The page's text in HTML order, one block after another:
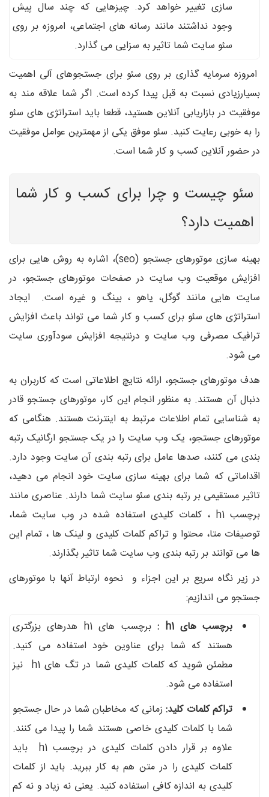
سازی تغییر خواهد کرد. چیزهایی که چند سال پیش
وجود نداشتند مانند رسانه های اجتماعی، امروزه بر روی
سئو سایت شما تاثیر به سزایی می گذارد.
امروزه سرمایه گذاری بر روی سئو برای جستجوهای آلی اهمیت
بسیارزیادی نسبت به قبل پیدا کرده است. اگر شما علاقه مند به
موفقیت در بازاریابی آنلاین هستید، قطعا باید استراتژی های سئو
را به خوبی رعایت کنید. سئو موفق یکی از مهمترین عوامل موفقیت
در حضور آنلاین کسب و کار شما است.
سئو چیست و چرا برای کسب و کار شما
اهمیت دارد؟
بهینه سازی موتورهای جستجو (seo)، اشاره به روش هایی برای
افزایش موقعیت وب سایت در صفحات موتورهای جستجو، در
سایت هایی مانند گوگل، یاهو ، بینگ و غیره است. ایجاد
استراتژی های سئو برای کسب و کار شما می تواند باعث افزایش
ترافیک مصرفی وب سایت و درنتیجه افزایش سودآوری سایت
می شود.
هدف موتورهای جستجو، ارائه نتایچ اطلاعاتی است که کاربران به
دنبال آن هستند. به منظور انجام این کار، موتورهای جستجو قادر
به شناسایی تمام اطلاعات مرتبط به اینترنت هستند. هنگامی که
موتورهای جستجو، یک وب سایت را در یک جستجو ارگانیک رتبه
بندی می کنند، صدها عامل برای رتبه بندی آن سایت وجود دارد.
اقداماتی که شما برای بهینه سازی سایت خود انجام می دهید،
تاثیر مستقیمی بر رتبه بندی سئو سایت شما دارند. عناصری مانند
برچسب h1 ، کلمات کلیدی استفاده شده در وب سایت شما،
توصیفات متا، محتوا و تراکم کلمات کلیدی و لینک ها ، تمام این
ها می توانند بر رتبه بندی وب سایت شما تاثیر بگذارند.
در زیر نگاه سریع بر این اجزاء و نحوه ارتباط آنها با موتورهای
جستجو می اندازیم:
برچسب هایh1
:
برچسب های h1 هدرهای بزرگتری
هستند که شما برای عناوین خود استفاده می کنید.
مطمئن شوید که کلمات کلیدی شما در تگ های h1 نیز
استفاده می شود.
تراکم کلمات کلید: زمانی که مخاطبان شما در حال جستجو
شما با کلمات کلیدی خاصی هستند شما را پیدا می کنند.
علاوه بر قرار دادن کلمات کلیدی در برچسب h1 باید
کلمات کلیدی را در متن هم به کار ببرید. باید از کلمات
کلیدی به اندازه کافی استفاده کنید. یعنی نه زیاد و نه کم